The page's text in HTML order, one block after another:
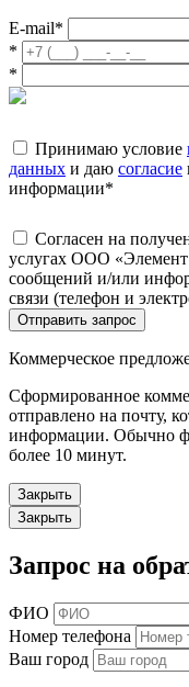
E-mail*
*
*
Принимаю условие
данных и даю согласие
информации*
Согласен на
услугах ООО
сообщений и/или
связи (телефон и
Отправить запрос
Коммерческое
Сформированное
отправлено на почту,
информации. Обычно
более 10 минут.
Закрыть
Закрыть
Запрос на
ФИО
Номер телефона
Ваш город